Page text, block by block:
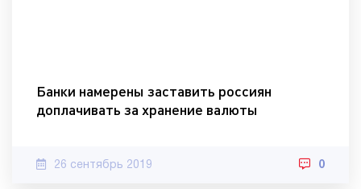
Банки намерены заставить россиян
доплачивать за хранение валюты
26 сентябрь 2019 0